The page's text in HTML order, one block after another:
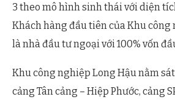
3 theo mô hình sinh thái với diện
Khách hàng đầu tiên của Khu công
là nhà đầu tư ngoại với 100% vốn
Khu công nghiệp Long Hậu nằm sát
cảng Tân cảng – Hiệp Phước, cảng